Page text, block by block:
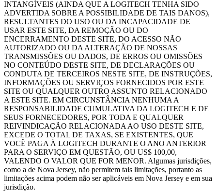
INTANGÍVEIS (AINDA QUE A LOGITECH TENHA SIDO
ADVERTIDA SOBRE A POSSIBILIDADE DE TAIS DANOS),
RESULTANTES DO USO OU DA INCAPACIDADE DE
USAR ESTE SITE, DA REMOÇÃO OU DO
ENCERRAMENTO DESTE SITE, DO ACESSO NÃO
AUTORIZADO OU DA ALTERAÇÃO DE NOSSAS
TRANSMISSÕES OU DADOS, DE ERROS OU OMISSÕES
NO CONTEÚDO DESTE SITE, DE DECLARAÇÕES OU
CONDUTA DE TERCEIROS NESTE SITE, DE INSTRUÇÕES,
INFORMAÇÕES OU SERVIÇOS FORNECIDOS POR ESTE
SITE OU QUALQUER OUTRO ASSUNTO RELACIONADO
A ESTE SITE. EM CIRCUNSTÂNCIA NENHUMA A
RESPONSABILIDADE CUMULATIVA DA LOGITECH E DE
SEUS FORNECEDORES, POR TODA E QUALQUER
REIVINDICAÇÃO RELACIONADA AO USO DESTE SITE,
EXCEDE O TOTAL DE TAXAS, SE EXISTENTES, QUE
VOCÊ PAGA À LOGITECH DURANTE O ANO ANTERIOR
PARA O SERVIÇO EM QUESTÃO, OU US$ 100,00,
VALENDO O VALOR QUE FOR MENOR. Algumas jurisdições,
como a de Nova Jersey, não permitem tais limitações, portanto as
limitações acima podem não ser aplicáveis em Nova Jersey e em sua
jurisdição.